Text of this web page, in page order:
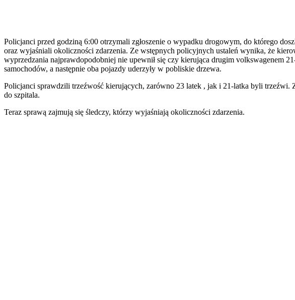
Policjanci przed godziną 6:00 otrzymali zgłoszenie o wypadku drogowym, do którego
oraz wyjaśniali okoliczności zdarzenia. Ze wstępnych policyjnych ustaleń wynika, że
wyprzedzania najprawdopodobniej nie upewnił się czy kierująca drugim volkswagenem
samochodów, a następnie oba pojazdy uderzyły w pobliskie drzewa.
Policjanci sprawdzili trzeźwość kierujących, zarówno 23 latek , jak i 21-latka byli trzeźwi.
do szpitala.
Teraz sprawą zajmują się śledczy, którzy wyjaśniają okoliczności zdarzenia.